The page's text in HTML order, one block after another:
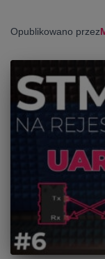
Opublikowano przez